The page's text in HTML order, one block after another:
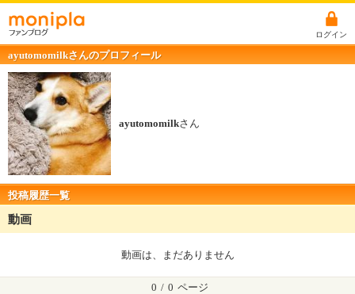
ログイン
ayutomomilkさんのプロフィール
ayutomomilkさん
投稿履歴一覧
動画
動画は、まだありません
0 / 0 ページ